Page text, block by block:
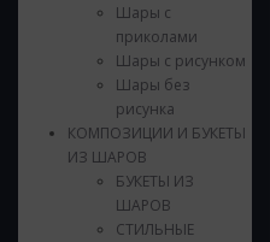
Шары с
приколами
Шары с рисунком
Шары без
рисунка
КОМПОЗИЦИИ И БУКЕТЫ
ИЗ ШАРОВ
БУКЕТЫ ИЗ
ШАРОВ
СТИЛЬНЫЕ